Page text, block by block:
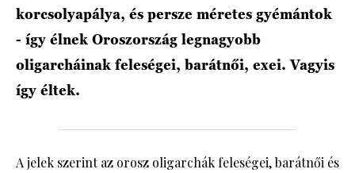
korcsolyapálya, és persze méretes gyémántok
- így élnek Oroszország legnagyobb
oligarcháinak feleségei, barátnői, exei. Vagyis
így éltek.
A jelek szerint az orosz oligarchák feleségei, barátnői és